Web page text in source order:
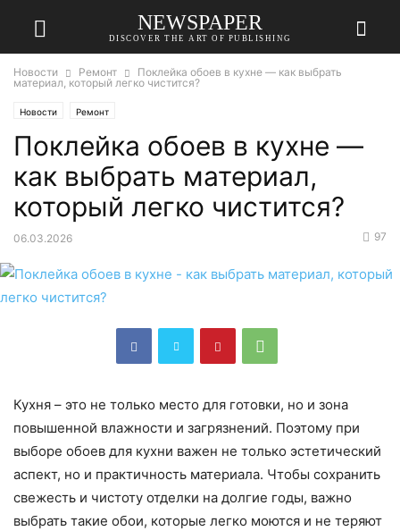
NEWSPAPER
DISCOVER THE ART OF PUBLISHING
Новости Ремонт
Поклейка обоев в кухне — как выбрать
материал, который легко чистится?
Новости Ремонт
Поклейка обоев в кухне —
как выбрать материал,
который легко чистится?
06.03.2026 97
Кухня – это не только место для готовки, но и зона
повышенной влажности и загрязнений. Поэтому при
выборе обоев для кухни важен не только эстетический
аспект, но и практичность материала. Чтобы сохранить
свежесть и чистоту отделки на долгие годы, важно
выбрать такие обои, которые легко моются и не теряют